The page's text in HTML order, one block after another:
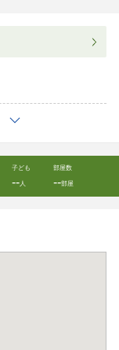
子ども
--人
部屋数
--部屋